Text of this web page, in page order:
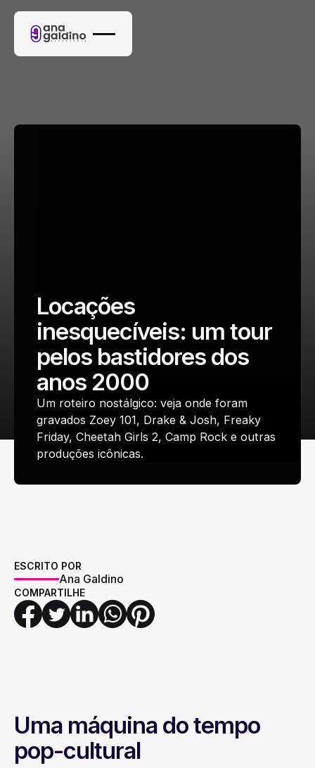
Locações
inesquecíveis: um tour
pelos bastidores dos
anos 2000
Um roteiro nostálgico: veja onde foram
gravados Zoey 101, Drake & Josh, Freaky
Friday, Cheetah Girls 2, Camp Rock e outras
produções icônicas.
ESCRITO POR
Ana Galdino
COMPARTILHE
Uma máquina do tempo
pop-cultural